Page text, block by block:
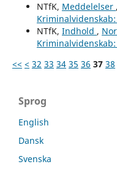
NTfK, Meddelelser ,
NTfK, Indhold ,
<< < 32 33 34 35 36 37 38
Sprog
English
Dansk
Svenska